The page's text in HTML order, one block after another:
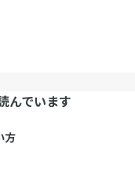
んでいます
方